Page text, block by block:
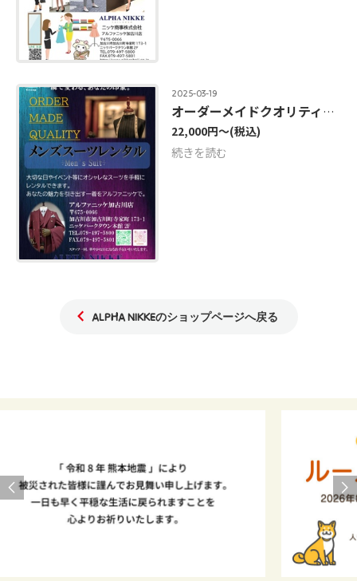
2025-03-19
オーダーメイドクオリティレンタルスーツ
22,000円～(税込)
続きを読む
ALPHA NIKKEのショップページへ戻る